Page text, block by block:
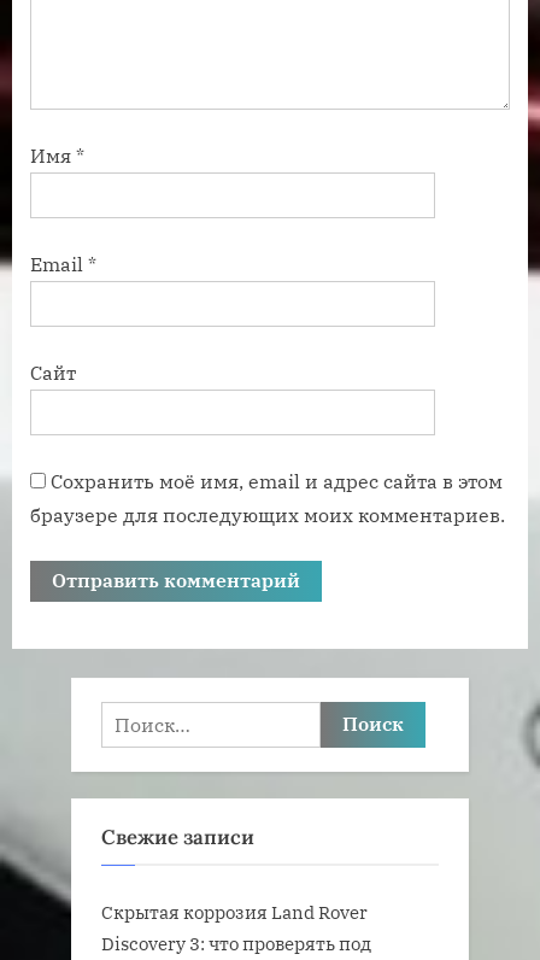
Имя *
Email *
Сайт
Сохранить моё имя, email и адрес сайта в этом
браузере для последующих моих комментариев.
Найти:
Свежие записи
Скрытая коррозия Land Rover
Discovery 3: что проверять под